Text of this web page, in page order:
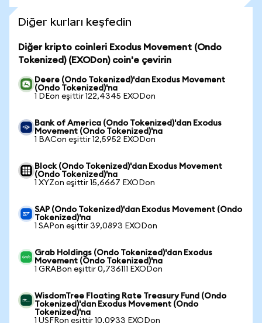
Diğer kurları keşfedin
Diğer kripto coinleri Exodus Movement (Ondo
Tokenized) (EXODon) coin'e çevirin
Deere (Ondo Tokenized)'dan Exodus Movement
(Ondo Tokenized)'na
1 DEon eşittir 122,4345 EXODon
Bank of America (Ondo Tokenized)'dan Exodus
Movement (Ondo Tokenized)'na
1 BACon eşittir 12,5952 EXODon
Block (Ondo Tokenized)'dan Exodus Movement
(Ondo Tokenized)'na
1 XYZon eşittir 15,6667 EXODon
SAP (Ondo Tokenized)'dan Exodus Movement (Ondo
Tokenized)'na
1 SAPon eşittir 39,0893 EXODon
Grab Holdings (Ondo Tokenized)'dan Exodus
Movement (Ondo Tokenized)'na
1 GRABon eşittir 0,736111 EXODon
WisdomTree Floating Rate Treasury Fund (Ondo
Tokenized)'dan Exodus Movement (Ondo
Tokenized)'na
1 USFRon eşittir 10,0933 EXODon